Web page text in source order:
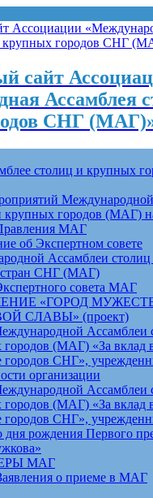
сайт
Ассамблея
СНГ
столиц и крупных
крупных городов (МАГ)
МАГ
об Экспертном совете
Ассамблеи
стран СНГ (МАГ)
совета МАГ
«ГОРОД
СЛАВЫ» (проект)
Ассамблеи
(МАГ) «За вклад
городов СНГ»,
организации
Ассамблеи
(МАГ) «За вклад
городов СНГ»,
дня рождения Первого
МАГ
о приеме в МАГ